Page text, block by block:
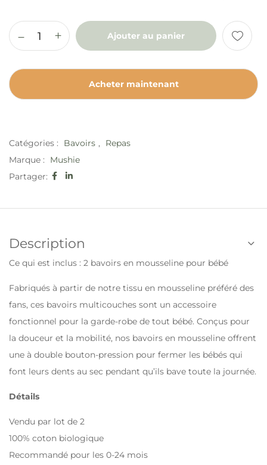
Ajouter au panier
Acheter maintenant
Catégories : Bavoirs ,
Repas
Marque :
Mushie
Partager:
Description
Ce qui est inclus : 2 bavoirs en mousseline pour bébé
Fabriqués à partir de notre tissu en mousseline préféré des
fans, ces bavoirs multicouches sont un accessoire
fonctionnel pour la garde-robe de tout bébé. Conçus pour
la douceur et la mobilité, nos bavoirs en mousseline offrent
une à double bouton-pression pour fermer les bébés qui
font leurs dents au sec pendant qu’ils bave toute la journée.
Détails
Vendu par lot de 2
100% coton biologique
Recommandé pour les 0-24 mois